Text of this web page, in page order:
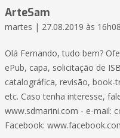
ArteSam
martes | 27.08.2019 às 16h08
Olá Fernando, tudo bem?
ePub, capa, solicitação de
catalográfica, revisão, book-
etc. Caso tenha interesse,
www.sdmarini.com - e-mail:
Facebook: